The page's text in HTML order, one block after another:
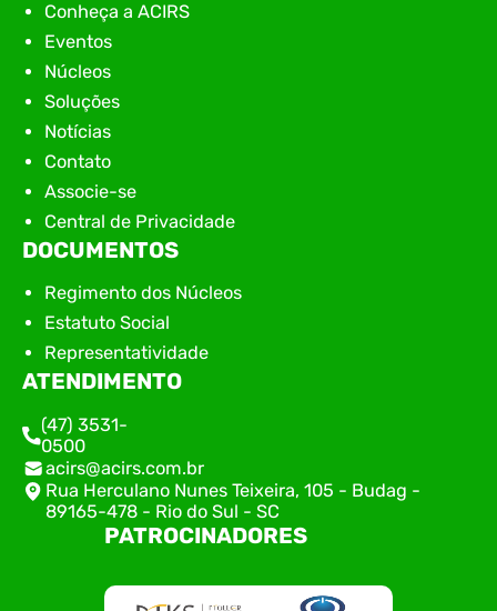
Conheça a ACIRS
Eventos
Núcleos
Soluções
Notícias
Contato
Associe-se
Central de Privacidade
DOCUMENTOS
Regimento dos Núcleos
Estatuto Social
Representatividade
ATENDIMENTO
(47) 3531-
0500
acirs@acirs.com.br
Rua Herculano Nunes Teixeira, 105 - Budag -
89165-478 - Rio do Sul - SC
PATROCINADORES